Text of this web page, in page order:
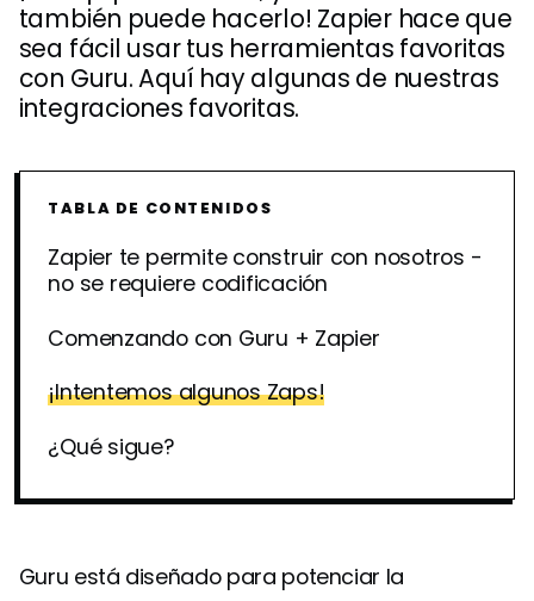
también puede hacerlo! Zapier hace que
sea fácil usar tus herramientas favoritas
con Guru. Aquí hay algunas de nuestras
integraciones favoritas.
TABLA DE CONTENIDOS
Zapier te permite construir con nosotros -
no se requiere codificación
Comenzando con Guru + Zapier
¡Intentemos algunos Zaps!
¿Qué sigue?
Guru está diseñado para potenciar la